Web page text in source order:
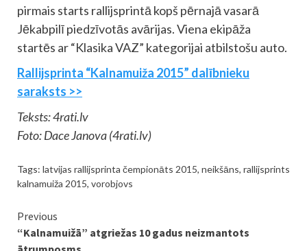
pirmais starts rallijsprintā kopš pērnajā vasarā
Jēkabpilī piedzīvotās avārijas. Viena ekipāža
startēs ar “Klasika VAZ” kategorijai atbilstošu auto.
Rallijsprinta “Kalnamuiža 2015” dalībnieku
saraksts >>
Teksts: 4rati.lv
Foto: Dace Janova (4rati.lv)
Tags: latvijas rallijsprinta čempionāts 2015, neikšāns, rallijsprints
kalnamuiža 2015, vorobjovs
Continue
Reading
Previous
“Kalnamuižā” atgriežas 10 gadus neizmantots